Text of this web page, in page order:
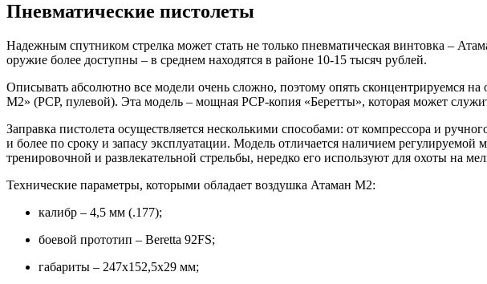
Пневматические пистолеты
Надежным спутником стрелка может стать не только пневматическая винтовка –
оружие более доступны – в среднем находятся в районе 10-15 тысяч рублей.
Описывать абсолютно все модели очень сложно, поэтому опять сконцентрируемся
М2» (РСР, пулевой). Эта модель – мощная РСР-копия «Беретты», которая может
Заправка пистолета осуществляется несколькими способами: от компрессора и
и более по сроку и запасу эксплуатации. Модель отличается наличием
тренировочной и развлекательной стрельбы, нередко его используют для охоты на
Технические параметры, которыми обладает воздушка Атаман М2:
калибр – 4,5 мм (.177);
боевой прототип – Beretta 92FS;
габариты – 247х152,5х29 мм;